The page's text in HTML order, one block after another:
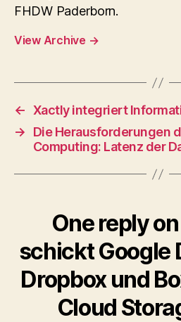
FHDW Paderborn.
View Archive →
← Xactly integriert
→
Die Herausforderungen
Computing: Latenz der
One reply
schickt Google
Dropbox und
Cloud